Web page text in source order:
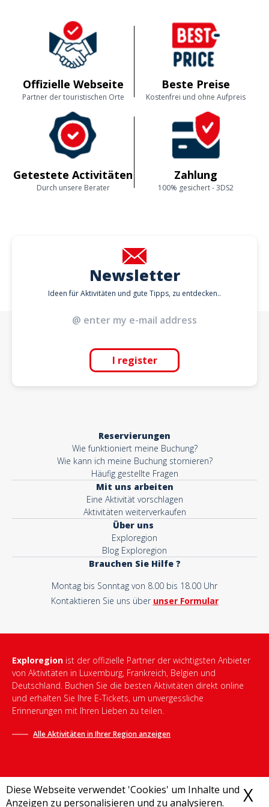
Diese Webseite verwendet 'Cookies' um Inhalte und
Anzeigen zu personalisieren und zu analysieren.
X
Offizielle Webseite
Partner der touristischen Orte
Beste Preise
Kostenfrei und ohne Aufpreis
Getestete Activitäten
Durch unsere Berater
Zahlung
100% gesichert - 3DS2
Newsletter
Ideen für Aktivitäten und gute Tipps, zu entdecken..
I register
Reservierungen
Wie funktioniert meine Buchung?
Wie kann ich meine Buchung stornieren?
Häufig gestellte Fragen
Mit uns arbeiten
Eine Aktivität vorschlagen
Aktivitäten weiterverkaufen
Über uns
Exploregion
Blog Exploregion
Brauchen Sie Hilfe ?
Montag bis Sonntag von 8.00 bis 18.00 Uhr
Kontaktieren Sie uns über unser Formular
Exploregion ist der offizielle Partner der wichtigsten Anbieter
von Aktivitäten in Luxemburg, Frankreich, Belgien und
Deutschland. Buchen Sie die besten Aktivitäten direkt online
und erhalten Sie Ihre E-Tickets, um unvergessliche
Erinnerungen mit Ihren Lieben zu teilen.
Alle Aktivitäten in Ihrer Region anzeigen